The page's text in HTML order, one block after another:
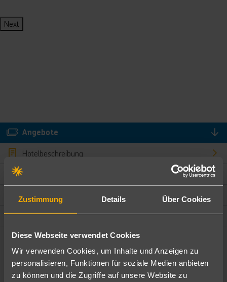
Zustimmung Details Über Cookies
Diese Webseite verwendet Cookies
Wir verwenden Cookies, um Inhalte und Anzeigen zu
personalisieren, Funktionen für soziale Medien anbieten
zu können und die Zugriffe auf unsere Website zu
Next
Angebote
Hotelbeschreibung
Hotelmerkmale
Bewertungen
Lage und Umgebung
Angebote filtern
Ändere die Kriterien nach deinen Wünschen